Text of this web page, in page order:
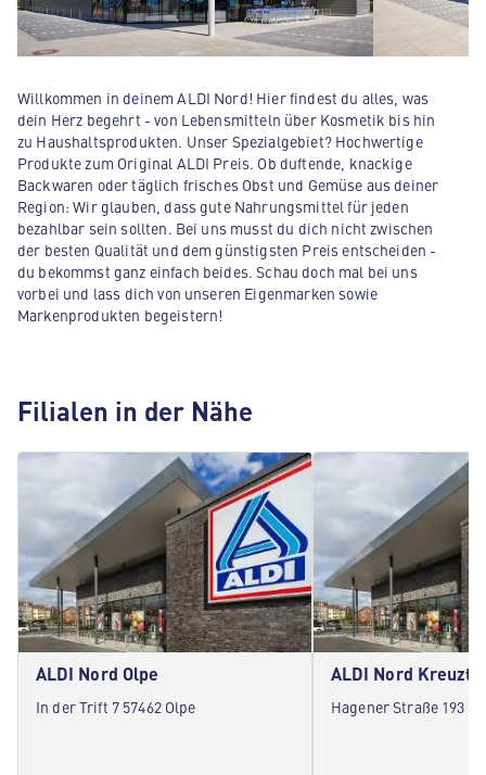
Willkommen in deinem ALDI Nord! Hier findest du alles, was
dein Herz begehrt - von Lebensmitteln über Kosmetik bis hin
zu Haushaltsprodukten. Unser Spezialgebiet? Hochwertige
Produkte zum Original ALDI Preis. Ob duftende, knackige
Backwaren oder täglich frisches Obst und Gemüse aus deiner
Region: Wir glauben, dass gute Nahrungsmittel für jeden
bezahlbar sein sollten. Bei uns musst du dich nicht zwischen
der besten Qualität und dem günstigsten Preis entscheiden -
du bekommst ganz einfach beides. Schau doch mal bei uns
vorbei und lass dich von unseren Eigenmarken sowie
Markenprodukten begeistern!
Filialen in der Nähe
ALDI Nord Olpe
In der Trift 7 57462 Olpe
ALDI Nord
Hagener Straße 193